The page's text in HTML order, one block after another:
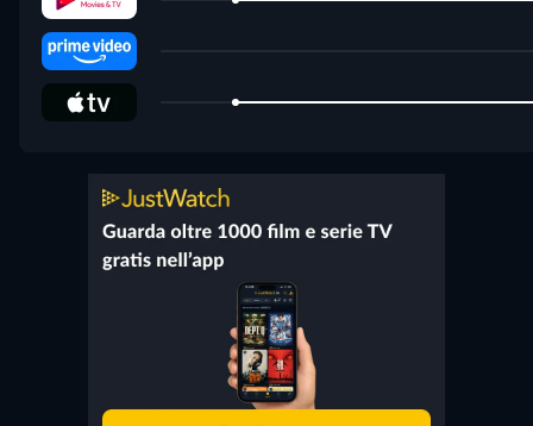
Amazon Video :giugno 2022-
Apple TV Store
dicembre 2016 - settembre 2021